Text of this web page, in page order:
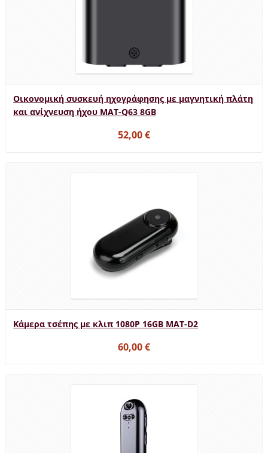
Οικονομική συσκευή ηχογράφησης με μαγνητική πλάτη
και ανίχνευση ήχου MAT-Q63 8GB
52,00 €
Κάμερα τσέπης με κλιπ 1080P 16GB MAT-D2
60,00 €